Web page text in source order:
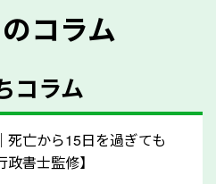
ロ）
コラム
コラム
死亡から15日を過ぎても
書士監修】